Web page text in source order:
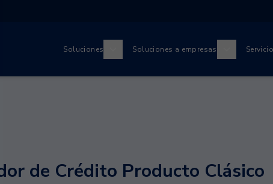
Soluciones Soluciones a empresas
de Crédito Producto Clásico